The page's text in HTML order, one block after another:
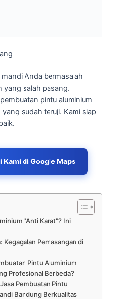
Anda bermasalah
yang salah pasang.
pintu aluminium
sudah teruji. Kami siap
Kami di Google Maps
"Anti Karat"? Ini
Kegagalan Pemasangan di
Pintu Aluminium
Profesional Berbeda?
Pembuatan Pintu
Bandung Berkualitas